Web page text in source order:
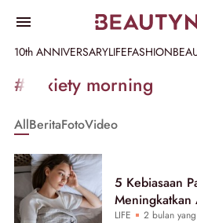
10th ANNIVERSARYLIFEFASHION
Informasi
[GET_DATA_TITLE]
Beautynesia
#anxiety morning
AllBeritaFotoVideo
5 Kebiasaan
Meningkatkan
LIFE 2 bulan